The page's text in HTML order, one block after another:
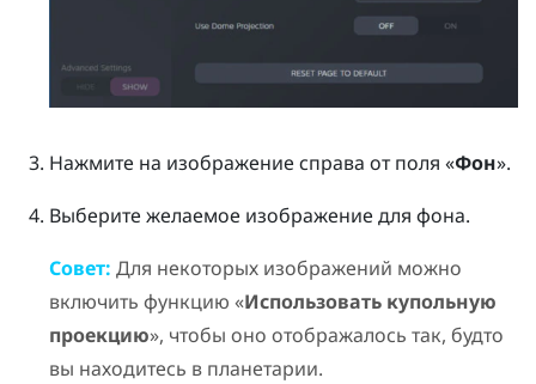
Нажмите на изображение справа от поля «Фон».
Выберите желаемое изображение для фона.
Совет: Для некоторых изображений можно
включить функцию «Использовать купольную
проекцию», чтобы оно отображалось так, будто
вы находитесь в планетарии.